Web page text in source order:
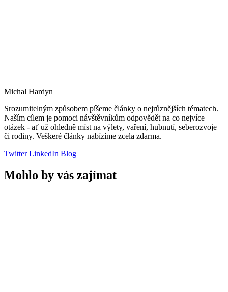
Michal Hardyn
Srozumitelným způsobem píšeme články o nejrůznějších tématech.
Naším cílem je pomoci návštěvníkům odpovědět na co nejvíce
otázek - ať už ohledně míst na výlety, vaření, hubnutí, seberozvoje
či rodiny. Veškeré články nabízíme zcela zdarma.
TwitterLinkedIn Blog
Mohlo by vás zajímat